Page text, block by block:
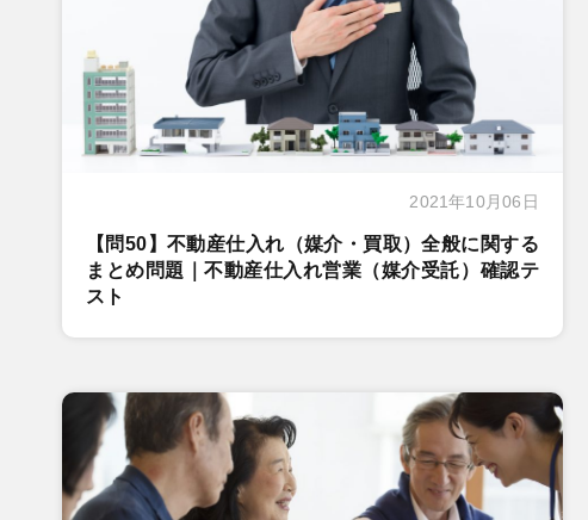
2021年10月06日
【問50】不動産仕入れ（媒介・買取）全般に関する
まとめ問題｜不動産仕入れ営業（媒介受託）確認テ
スト